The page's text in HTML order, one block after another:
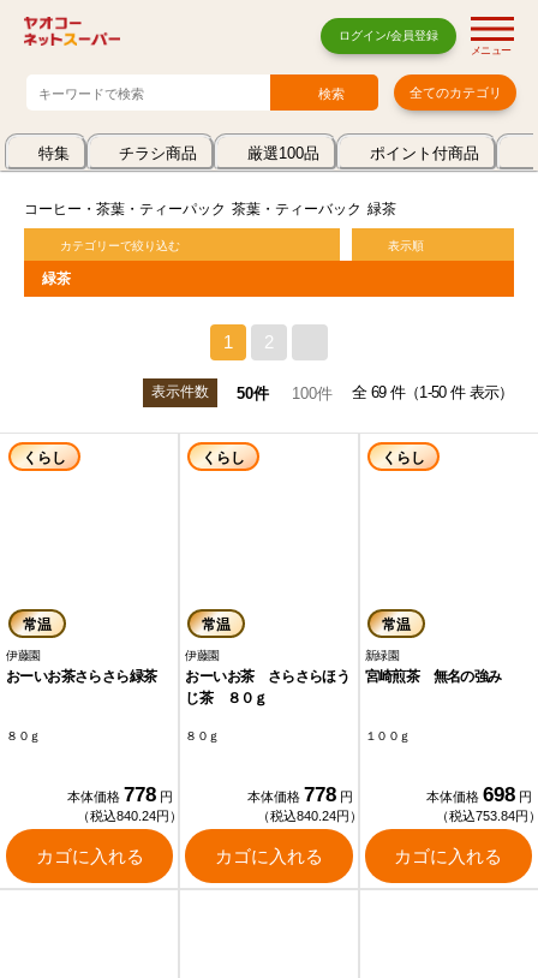
ログイン/会員登録
メニュー
全てのカテゴリ
特集 チラシ商品 厳選100品 ポイント付商品
コーヒー・茶葉・ティーパック 茶葉・ティーバック 緑茶
カテゴリーで絞り込む 表示順
緑茶
1 2
表示件数 50件 100件 全 69 件（1-50 件 表示）
くらし
常温
伊藤園
おーいお茶さらさら緑茶
８０ｇ
本体価格 778 円
（税込840.24円）
カゴに入れる
くらし
常温
伊藤園
おーいお茶 さらさらほう
じ茶 ８０ｇ
８０ｇ
本体価格 778 円
（税込840.24円）
カゴに入れる
くらし
常温
新緑園
宮崎煎茶 無名の強み
１００ｇ
本体価格 698 円
（税込753.84円
カゴに入れる